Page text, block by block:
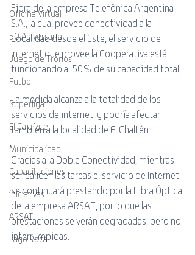
Oficina Virtual
50 Aniversario
Juego de Tronos
Futbol
Superliga
El Calafate
Municipalidad
Capacitaciones
iniciativas
ARSAT
Lago Roca
Fibra de la empresa Telefónica Argentina
S.A., la cual provee conectividad a la
Localidad desde el Este, el servicio de
Internet que provee la Cooperativa está
funcionando al 50% de su capacidad total.
La medida alcanza a la totalidad de los
servicios de internet  y podría afectar
también a la localidad de El Chaltén.
Gracias a la Doble Conectividad, mientras
se realicen las tareas el servicio de Internet
se continuará prestando por la Fibra Óptica
de la empresa ARSAT, por lo que las
prestaciones se verán degradadas, pero no
interrumpidas.